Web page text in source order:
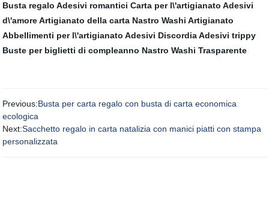
Busta regalo Adesivi romantici Carta per l\'artigianato Adesivi
d\'amore Artigianato della carta Nastro Washi Artigianato
Abbellimenti per l\'artigianato Adesivi Discordia Adesivi trippy
Buste per biglietti di compleanno Nastro Washi Trasparente
Previous:Busta per carta regalo con busta di carta economica
ecologica
Next:Sacchetto regalo in carta natalizia con manici piatti con stampa
personalizzata